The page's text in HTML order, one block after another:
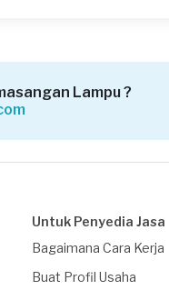
Lampu ?
Untuk Penyedia Jasa
Bagaimana Cara Kerja
Buat Profil Usaha